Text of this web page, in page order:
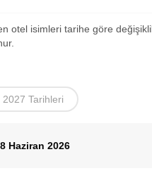
otel isimleri tarihe göre
2027 Tarihleri
Haziran 2026